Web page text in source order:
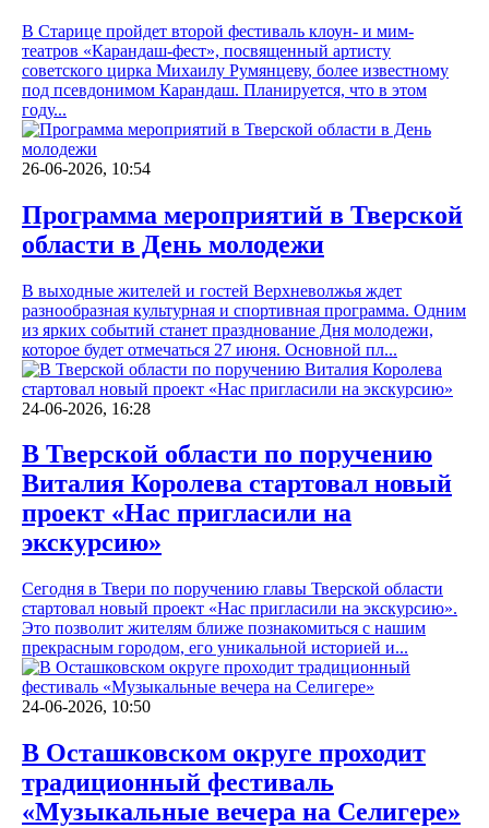
В Старице пройдет второй фестиваль клоун- и мим-
театров «Карандаш-фест», посвященный артисту
советского цирка Михаилу Румянцеву, более известному
под псевдонимом Карандаш. Планируется, что в этом
году...
26-06-2026, 10:54
Программа мероприятий в Тверской
области в День молодежи
В выходные жителей и гостей Верхневолжья ждет
разнообразная культурная и спортивная программа. Одним
из ярких событий станет празднование Дня молодежи,
которое будет отмечаться 27 июня. Основной пл...
24-06-2026, 16:28
В Тверской области по поручению
Виталия Королева стартовал новый
проект «Нас пригласили на
экскурсию»
Сегодня в Твери по поручению главы Тверской области
стартовал новый проект «Нас пригласили на экскурсию».
Это позволит жителям ближе познакомиться с нашим
прекрасным городом, его уникальной историей и...
24-06-2026, 10:50
В Осташковском округе проходит
традиционный фестиваль
«Музыкальные вечера на Селигере»